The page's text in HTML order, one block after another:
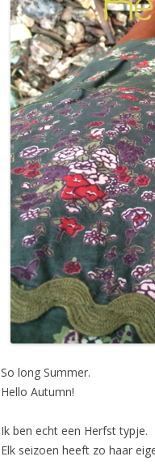
So long Summer.
Hello Autumn!
Ik ben echt een Herfst typje.
Elk seizoen heeft zo haar